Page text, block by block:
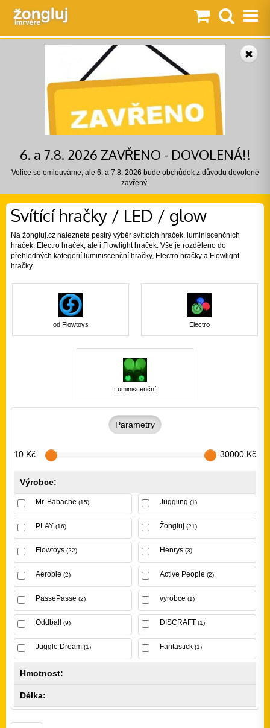
6. a 7.8. 2026 ZAVŘENO - DOVOLENÁ!!
Velice se omlouváme, ale 6. a 7.8. 2026 bude obchůdek z důvodu dovolené
zavřený.
Svítící hračky / LED / glow
Na žongluj.cz naleznete pestrý výběr svítících hraček, luminiscenčních
hraček, Electro hraček, ale i Flowlight hraček. Vše je rozděleno do
přehledných kategorií luminiscenční hračky, Electro hračky a Flowlight
hračky.
od Flowtoys Electro
Luminiscenční
Parametry
10 Kč 30000 Kč
Výrobce:
Mr. Babache(15) Juggling(1)
PLAY(16) Žongluj(21)
Flowtoys(22) Henrys(3)
Aerobie(2) Active People(2)
PassePasse(2) vyrobce(1)
Oddball(9) DISCRAFT(1)
Juggle Dream(1) Fantastick(1)
Hmotnost:
Délka: